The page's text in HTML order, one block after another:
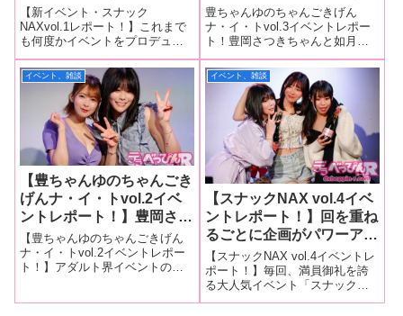
な、鈴音杏夏がセクシー古
今東西ゲームに興じ、今年
の抱負も発表！ 事務所主
催の新イベントは初回から
大成功に！
【新イベント・スナック
NAXvol.1レポート！】これまで
も何度かイベントをプロデュー
スしてきたAV事務所・NAXのみ
なみマネージャーが、またまた
新しいイベントを始動！ 事務
所所属女優が出演した新イベン
ト「スナックNAX」の第1回目が
2月4
き＆如月ゆのが爆弾トーク
で本音を告白！？ ファン
参加型企画もあり人気イベ
ントに成長！
豊ちゃんゆのちゃんごきげん
ナ・イ・トvol.3イベントレポー
ト！豊岡さつきちゃんと如月ゆ
のちゃんの冠イベント「豊ちゃ
んゆのちゃんごきげんナ・イ・
トvol.3」が、9月2日に東京・レ
フカダ新宿で行われました！
同イベントはこれまで奇数月に
イベント、雑談
【豊ちゃんゆのちゃんごき
げんナ・イ・トvol.2イベ
ントレポート！】豊岡さつ
き・如月ゆのが冠イベント
を開始！動と静が織りなす
絶妙のチームワークでトー
【豊ちゃんゆのちゃんごきげん
ナ・イ・トvol.2イベントレポー
ト！】アダルト界イベントの聖
イベント、雑談
【スナックNAX vol.4イベ
ントレポート！】回を重ね
るごとに企画がパワーアッ
プ！ Nia、如月ゆの、鈴
木杏夏が面白トークから真
面目なトークまで幅広い内
容で盛り上げる！
【スナックNAX vol.4イベントレ
ポート！】毎回、満員御礼を誇
る大人気イベント「スナック
NAX vol.4」がゴールデンウイー